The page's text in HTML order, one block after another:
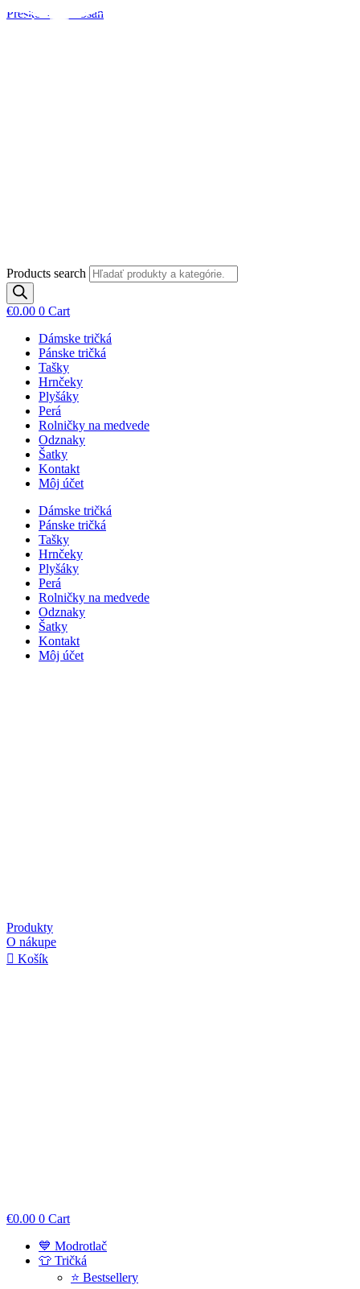
Preskočiť na obsah
Products search
€0.00 0 Cart
Dámske tričká
Pánske tričká
Tašky
Hrnčeky
Plyšáky
Perá
Rolničky na medvede
Odznaky
Šatky
Kontakt
Môj účet
Dámske tričká
Pánske tričká
Tašky
Hrnčeky
Plyšáky
Perá
Rolničky na medvede
Odznaky
Šatky
Kontakt
Môj účet
Produkty
O nákupe
Košík
€0.00 0 Cart
💙 Modrotlač
👕 Tričká
⭐ Bestsellery